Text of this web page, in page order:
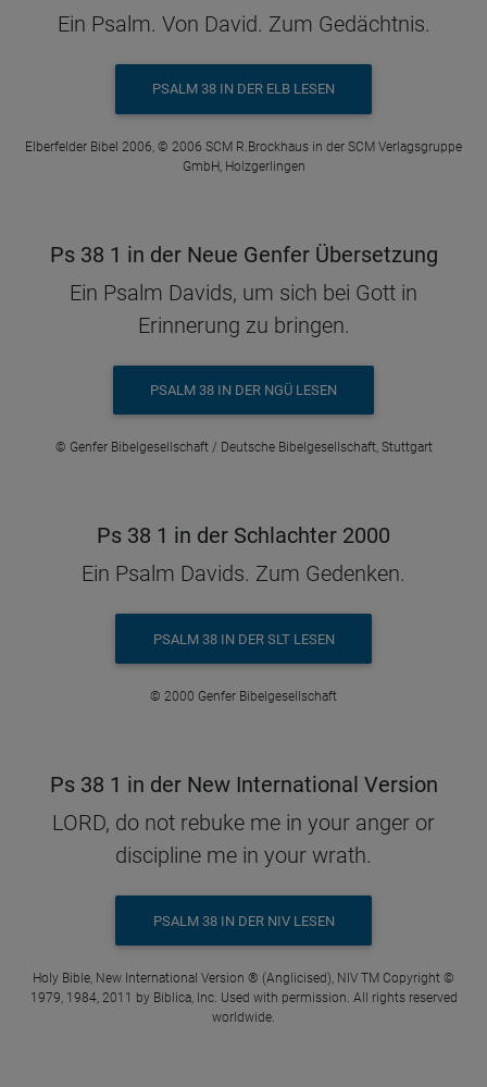
Ein Psalm. Von David. Zum Gedächtnis.
PSALM 38 IN DER ELB LESEN
Elberfelder Bibel 2006, © 2006 SCM R.Brockhaus in der SCM Verlagsgruppe
GmbH, Holzgerlingen
Ps 38 1 in der Neue Genfer Übersetzung
Ein Psalm Davids, um sich bei Gott in
Erinnerung zu bringen.
PSALM 38 IN DER NGÜ LESEN
© Genfer Bibelgesellschaft / Deutsche Bibelgesellschaft, Stuttgart
Ps 38 1 in der Schlachter 2000
Ein Psalm Davids. Zum Gedenken.
PSALM 38 IN DER SLT LESEN
© 2000 Genfer Bibelgesellschaft
Ps 38 1 in der New International Version
LORD, do not rebuke me in your anger or
discipline me in your wrath.
PSALM 38 IN DER NIV LESEN
Holy Bible, New International Version ® (Anglicised), NIV TM Copyright ©
1979, 1984, 2011 by Biblica, Inc. Used with permission. All rights reserved
worldwide.